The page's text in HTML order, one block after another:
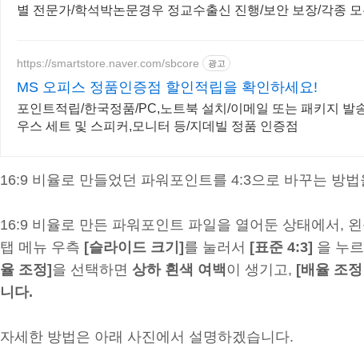
별 전문가/학석박논문경우 정교수출신 진행/보안 보장/각종
https://smartstore.naver.com/sbcore 광고
MS 오피스 정품인증점 할인적립을 확인하세요!
포인트적립/한국정품/PC,노트북 설치/이메일 또는 패키지 발
우스 세트 및 스피커,모니터 등/지데빌 정품 인증점
16:9 비율로 만들었던 파워포인트를 4:3으로 바꾸는 방
16:9 비율로 만든 파워포인트 파일을 열어둔 상태에서,
탭 메뉴 우측 [슬라이드 크기] 를 눌러서 [표준 4:3] 을 누
율 조정] 을 선택하면 상하 흰색 여백이 생기고, [배율 조
니다.
자세한 방법은 아래 사진에서 설명하겠습니다.